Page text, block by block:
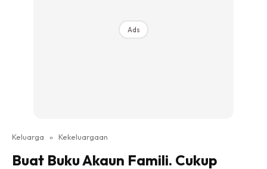
Ads
Keluarga » Kekeluargaan
Buat Buku Akaun Famili. Cukup